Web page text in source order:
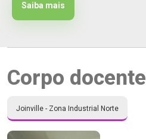
Saiba mais
Corpo docente
Joinville - Zona Industrial Norte